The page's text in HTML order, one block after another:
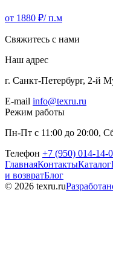
от 1880 ₽/ п.м
Свяжитесь с нами
Наш адрес
г. Санкт-Петербург, 2-й
E-mail info@texru.ru
Режим работы
Пн-Пт с 11:00 до 20:00,
Телефон +7 (950) 014-14-
ГлавнаяКонтактыКаталог
и возвратБлог
© 2026 texru.ru